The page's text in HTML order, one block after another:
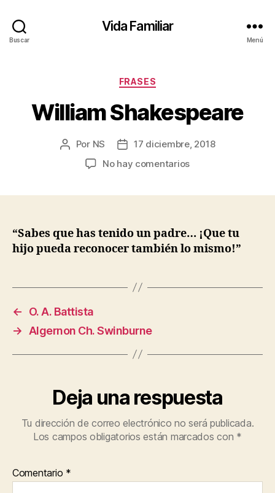
Buscar
Vida Familiar
Menú
Categorías
FRASES
William Shakespeare
Autor
Por NS
Fecha
la
17 diciembre, 2018
No hay comentariosen
“Sabes que has tenido un padre… ¡Que tu
hijo pueda reconocer también lo mismo!”
←
O. A. Battista
→
Algernon Ch. Swinburne
Deja una respuesta
Tu dirección de correo electrónico no será publicada.
Los campos obligatorios están marcados con *
Comentario *